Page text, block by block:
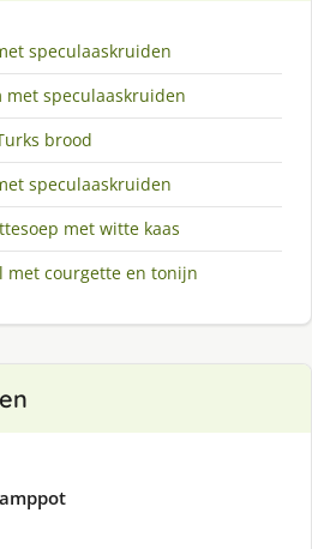
speculaaskruiden
met speculaaskruiden
brood
speculaaskruiden
met witte kaas
met courgette en tonijn